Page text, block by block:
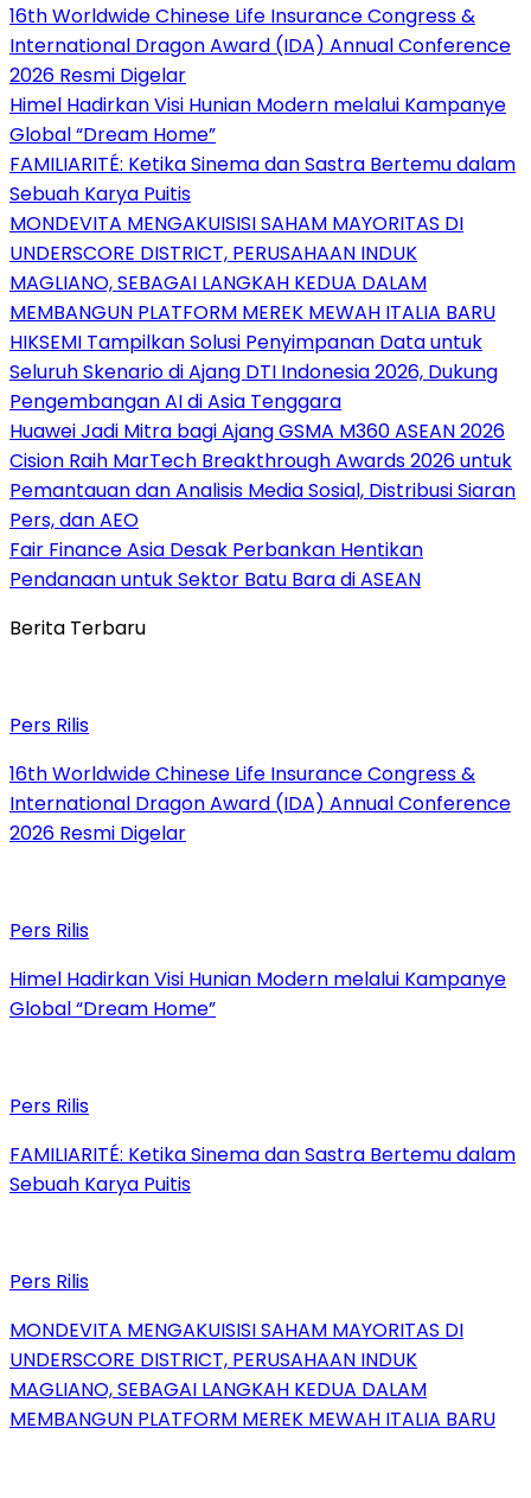
16th Worldwide Chinese Life Insurance Congress &
International Dragon Award (IDA) Annual Conference
2026 Resmi Digelar
Himel Hadirkan Visi Hunian Modern melalui Kampanye
Global “Dream Home”
FAMILIARITÉ: Ketika Sinema dan Sastra Bertemu dalam
Sebuah Karya Puitis
MONDEVITA MENGAKUISISI SAHAM MAYORITAS DI
UNDERSCORE DISTRICT, PERUSAHAAN INDUK
MAGLIANO, SEBAGAI LANGKAH KEDUA DALAM
MEMBANGUN PLATFORM MEREK MEWAH ITALIA BARU
HIKSEMI Tampilkan Solusi Penyimpanan Data untuk
Seluruh Skenario di Ajang DTI Indonesia 2026, Dukung
Pengembangan AI di Asia Tenggara
Huawei Jadi Mitra bagi Ajang GSMA M360 ASEAN 2026
Cision Raih MarTech Breakthrough Awards 2026 untuk
Pemantauan dan Analisis Media Sosial, Distribusi Siaran
Pers, dan AEO
Fair Finance Asia Desak Perbankan Hentikan
Pendanaan untuk Sektor Batu Bara di ASEAN
Berita Terbaru
Pers Rilis
16th Worldwide Chinese Life Insurance Congress &
International Dragon Award (IDA) Annual Conference
2026 Resmi Digelar
Pers Rilis
Himel Hadirkan Visi Hunian Modern melalui Kampanye
Global “Dream Home”
Pers Rilis
FAMILIARITÉ: Ketika Sinema dan Sastra Bertemu dalam
Sebuah Karya Puitis
Pers Rilis
MONDEVITA MENGAKUISISI SAHAM MAYORITAS DI
UNDERSCORE DISTRICT, PERUSAHAAN INDUK
MAGLIANO, SEBAGAI LANGKAH KEDUA DALAM
MEMBANGUN PLATFORM MEREK MEWAH ITALIA BARU